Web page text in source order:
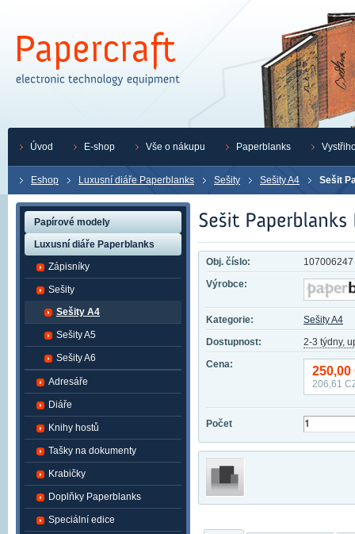
Eshop Luxusní diáře Paperblanks Sešity Sešity A4 Sešit
Obj. číslo:
107006247
Výrobce:
Kategorie:
Sešity A4
Dostupnost:
2-3 týdny,
Cena:
250,00
206,61
Počet
Papírové modely
Luxusní diáře Paperblanks
Zápisníky
Sešity
Sešity A4
Sešity A5
Sešity A6
Adresáře
Diáře
Knihy hostů
Tašky na dokumenty
Krabičky
Doplňky Paperblanks
Speciální edice
Úvod E-shop Vše o nákupu Paperblanks